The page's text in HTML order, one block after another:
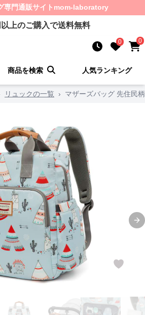
専門通販サイト mom-laboratory
以上のご購入で送料無料
0 0
商品を検索 人気ランキング
リュックの一覧 › マザーズバッグ 先住民